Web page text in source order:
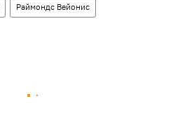
Раймондс Вейонис